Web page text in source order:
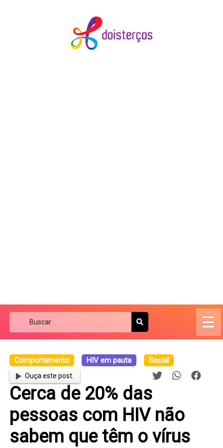
☰
Comportamento HIV em pauta Social
Ouça este post.
Cerca de 20% das
pessoas com HIV não
sabem que têm o vírus